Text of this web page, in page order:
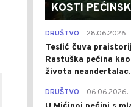
KOSTI
DRUŠTVO 28.06.2026.
Teslić čuva
Rastuška pećina
života
DRUŠTVO 06.06.2026.